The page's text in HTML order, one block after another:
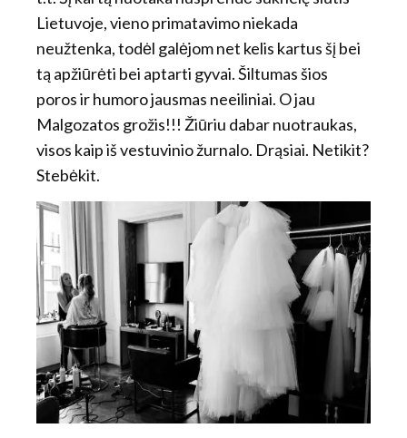
Lietuvoje, vieno primatavimo niekada
neužtenka, todėl galėjom net kelis kartus šį bei
tą apžiūrėti bei aptarti gyvai. Šiltumas šios
poros ir humoro jausmas neeiliniai. O jau
Malgozatos grožis!!! Žiūriu dabar nuotraukas,
visos kaip iš vestuvinio žurnalo. Drąsiai. Netikit?
Stebėkit.